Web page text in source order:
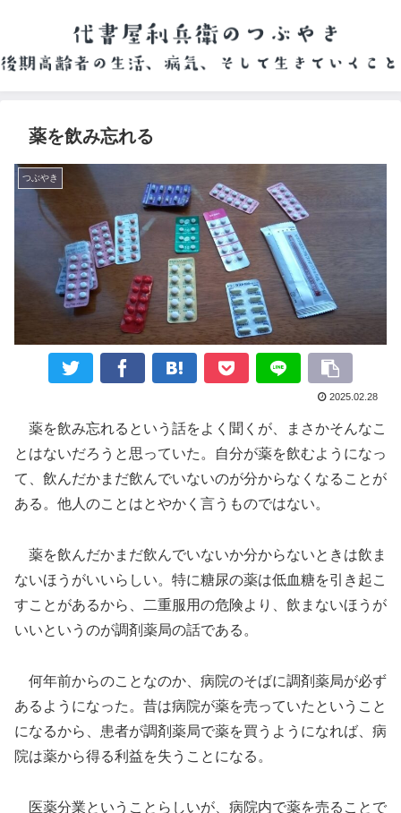
薬を飲み忘れる
つぶやき
2025.02.28
薬を飲み忘れるという話をよく聞くが、まさかそんなこ
とはないだろうと思っていた。自分が薬を飲むようになっ
て、飲んだかまだ飲んでいないのが分からなくなることが
ある。他人のことはとやかく言うものではない。
薬を飲んだかまだ飲んでいないか分からないときは飲ま
ないほうがいいらしい。特に糖尿の薬は低血糖を引き起こ
すことがあるから、二重服用の危険より、飲まないほうが
いいというのが調剤薬局の話である。
何年前からのことなのか、病院のそばに調剤薬局が必ず
あるようになった。昔は病院が薬を売っていたということ
になるから、患者が調剤薬局で薬を買うようになれば、病
院は薬から得る利益を失うことになる。
医薬分業ということらしいが、病院内で薬を売ることで